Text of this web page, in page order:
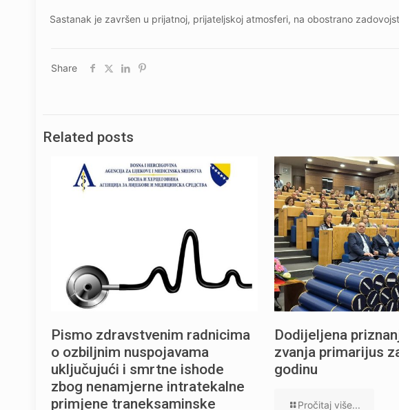
Sastanak je završen u prijatnoj, prijateljskoj atmosferi, na obostrano
Share
Related posts
Pismo zdravstvenim radnicima
o ozbiljnim nuspojavama
uključujući i smrtne ishode
zbog nenamjerne intratekalne
primjene traneksaminske
Dodijeljena
zvanja primarijus
godinu
Pročitaj više...